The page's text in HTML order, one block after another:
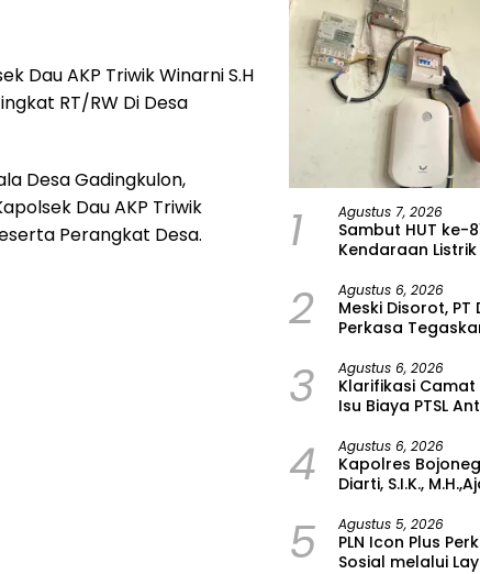
Dau AKP Triwik Winarni S.H
RT/RW Di Desa
Desa Gadingkulon,
Dau AKP Triwik
Perangkat Desa.
1 Agustus 7, 2026
Sambut HUT ke-
Kendaraan Listrik
Charging
I 2026
2 Agustus 6, 2026
Meski Disorot,
Perkasa
3 Agustus 6, 2026
Klarifikasi
Isu Biaya PTSL
4 Agustus 6, 2026
Kapolres
Diarti, S.I.K.,
5 Agustus 5, 2026
PLN Icon Plus
Sosial melalui